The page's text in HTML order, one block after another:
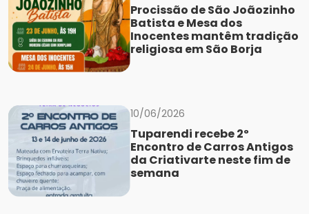
Procissão de São Joãozinho
Batista e Mesa dos
Inocentes mantêm tradição
religiosa em São Borja
10/06/2026
Tuparendi recebe 2º
Encontro de Carros Antigos
da Criativarte neste fim de
semana